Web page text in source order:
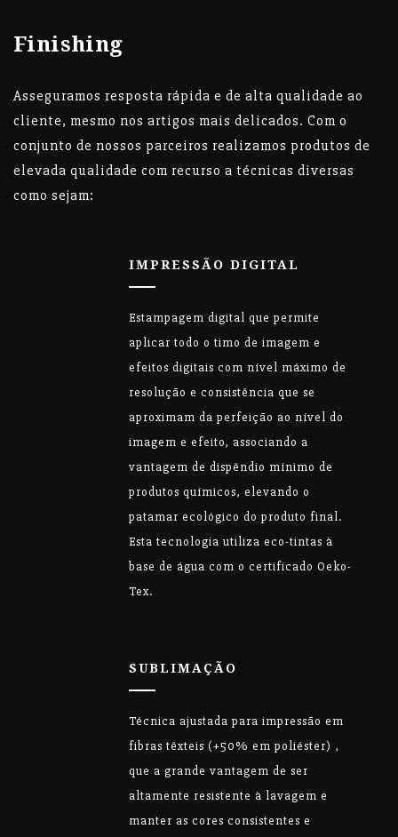
Finishing
Asseguramos resposta rápida e de alta qualidade ao
cliente, mesmo nos artigos mais delicados. Com o
conjunto de nossos parceiros realizamos produtos de
elevada qualidade com recurso a técnicas diversas
como sejam:
IMPRESSÃO DIGITAL
Estampagem digital que permite
aplicar todo o timo de imagem e
efeitos digitais com nível máximo de
resolução e consistência que se
aproximam da perfeição ao nível do
imagem e efeito, associando a
vantagem de dispêndio mínimo de
produtos químicos, elevando o
patamar ecológico do produto final.
Esta tecnologia utiliza eco-tintas à
base de água com o certificado Oeko-
Tex.
SUBLIMAÇÃO
Técnica ajustada para impressão em
fibras têxteis (+50% em poliéster) ,
que a grande vantagem de ser
altamente resistente à lavagem e
manter as cores consistentes e